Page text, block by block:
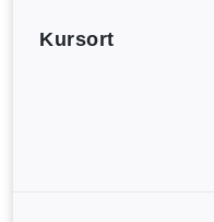
Kursort